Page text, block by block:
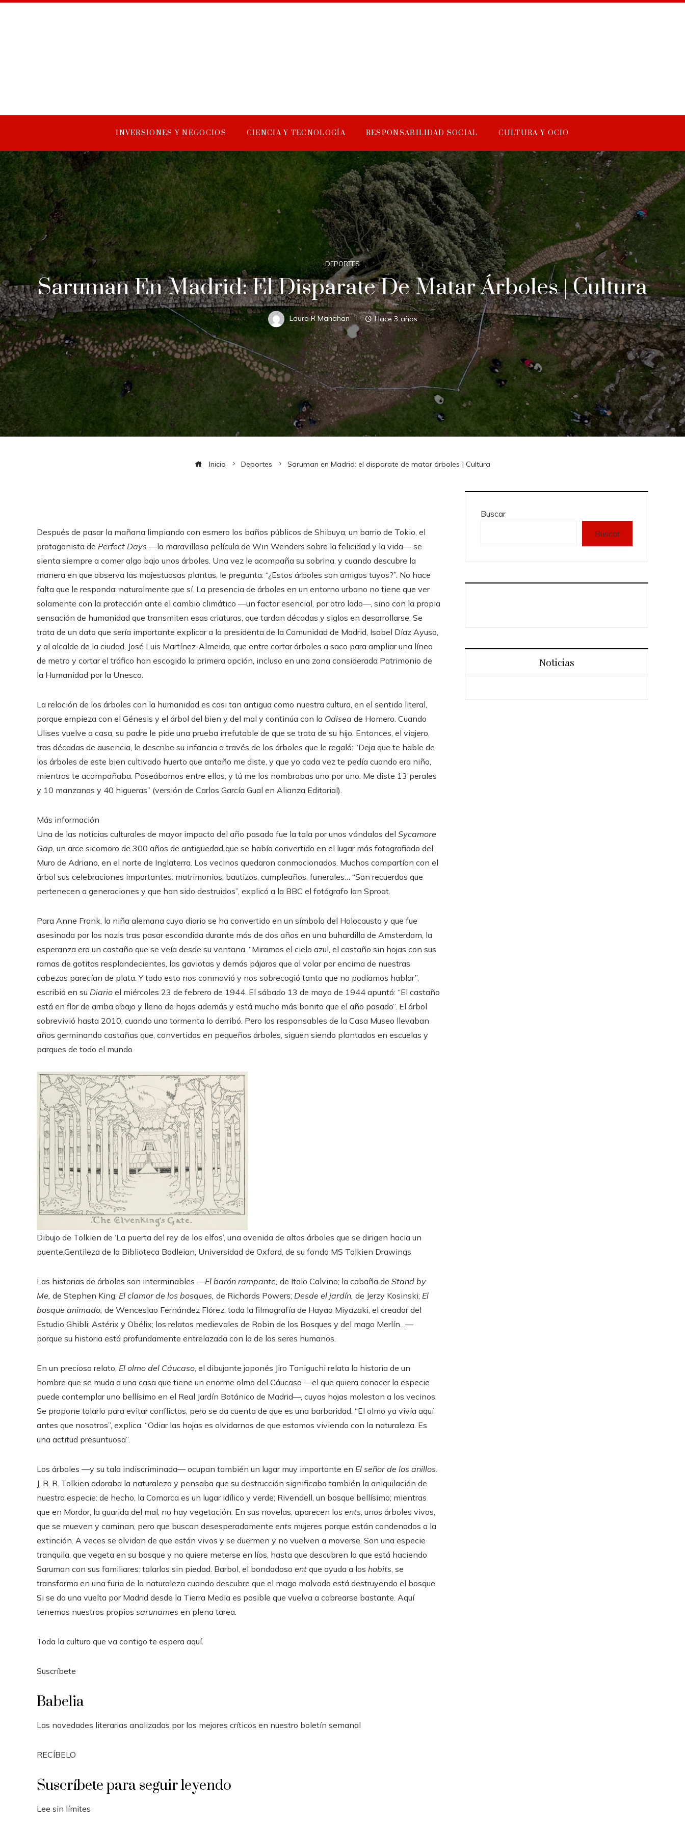
INVERSIONES Y NEGOCIOS CIENCIA Y TECNOLOGÍA RESPONSABILIDAD SOCIAL CULTURA Y OCIO
DEPORTES
Saruman En Madrid: El Disparate De Matar Árboles | Cultura
Laura R Manahan Hace 3 años
Inicio Deportes Saruman en Madrid: el disparate de matar árboles | Cultura
Después de pasar la mañana limpiando con esmero los baños públicos de Shibuya, un barrio de Tokio, el
protagonista de Perfect Days —la maravillosa película de Win Wenders sobre la felicidad y la vida— se
sienta siempre a comer algo bajo unos árboles. Una vez le acompaña su sobrina, y cuando descubre la
manera en que observa las majestuosas plantas, le pregunta: “¿Estos árboles son amigos tuyos?”. No hace
falta que le responda: naturalmente que sí. La presencia de árboles en un entorno urbano no tiene que ver
solamente con la protección ante el cambio climático —un factor esencial, por otro lado—, sino con la propia
sensación de humanidad que transmiten esas criaturas, que tardan décadas y siglos en desarrollarse. Se
trata de un dato que sería importante explicar a la presidenta de la Comunidad de Madrid, Isabel Díaz Ayuso,
y al alcalde de la ciudad, José Luis Martínez-Almeida, que entre cortar árboles a saco para ampliar una línea
de metro y cortar el tráfico han escogido la primera opción, incluso en una zona considerada Patrimonio de
la Humanidad por la Unesco.
La relación de los árboles con la humanidad es casi tan antigua como nuestra cultura, en el sentido literal,
porque empieza con el Génesis y el árbol del bien y del mal y continúa con la Odisea de Homero. Cuando
Ulises vuelve a casa, su padre le pide una prueba irrefutable de que se trata de su hijo. Entonces, el viajero,
tras décadas de ausencia, le describe su infancia a través de los árboles que le regaló: “Deja que te hable de
los árboles de este bien cultivado huerto que antaño me diste, y que yo cada vez te pedía cuando era niño,
mientras te acompañaba. Paseábamos entre ellos, y tú me los nombrabas uno por uno. Me diste 13 perales
y 10 manzanos y 40 higueras” (versión de Carlos García Gual en Alianza Editorial).
Más información
Una de las noticias culturales de mayor impacto del año pasado fue la tala por unos vándalos del Sycamore
Gap, un arce sicomoro de 300 años de antigüedad que se había convertido en el lugar más fotografiado del
Muro de Adriano, en el norte de Inglaterra. Los vecinos quedaron conmocionados. Muchos compartían con el
árbol sus celebraciones importantes: matrimonios, bautizos, cumpleaños, funerales… “Son recuerdos que
pertenecen a generaciones y que han sido destruidos”, explicó a la BBC el fotógrafo Ian Sproat.
Para Anne Frank, la niña alemana cuyo diario se ha convertido en un símbolo del Holocausto y que fue
asesinada por los nazis tras pasar escondida durante más de dos años en una buhardilla de Amsterdam, la
esperanza era un castaño que se veía desde su ventana. “Miramos el cielo azul, el castaño sin hojas con sus
ramas de gotitas resplandecientes, las gaviotas y demás pájaros que al volar por encima de nuestras
cabezas parecían de plata. Y todo esto nos conmovió y nos sobrecogió tanto que no podíamos hablar”,
escribió en su Diario el miércoles 23 de febrero de 1944. El sábado 13 de mayo de 1944 apuntó: “El castaño
está en flor de arriba abajo y lleno de hojas además y está mucho más bonito que el año pasado”. El árbol
sobrevivió hasta 2010, cuando una tormenta lo derribó. Pero los responsables de la Casa Museo llevaban
años germinando castañas que, convertidas en pequeños árboles, siguen siendo plantados en escuelas y
parques de todo el mundo.
Dibujo de Tolkien de ‘La puerta del rey de los elfos’, una avenida de altos árboles que se dirigen hacia un
puente.Gentileza de la Biblioteca Bodleian, Universidad de Oxford, de su fondo MS Tolkien Drawings
Las historias de árboles son interminables —El barón rampante, de Italo Calvino; la cabaña de Stand by
Me, de Stephen King; El clamor de los bosques, de Richards Powers; Desde el jardín, de Jerzy Kosinski; El
bosque animado de Wenceslao Fernández Flórez; toda la filmografía de Hayao Miyazaki, el creador del
Estudio Ghibli; Astérix y Obélix; los relatos medievales de Robin de los Bosques y del mago Merlín…—
porque su historia está profundamente entrelazada con la de los seres humanos.
En un precioso relato, El olmo del Cáucaso , el dibujante japonés Jiro Taniguchi relata la historia de un
hombre que se muda a una casa que tiene un enorme olmo del Cáucaso —el que quiera conocer la especie
puede contemplar uno bellísimo en el Real Jardín Botánico de Madrid—, cuyas hojas molestan a los vecinos.
Se propone talarlo para evitar conflictos, pero se da cuenta de que es una barbaridad. “El olmo ya vivía aquí
antes que nosotros”, explica. “Odiar las hojas es olvidarnos de que estamos viviendo con la naturaleza. Es
una actitud presuntuosa”.
Los árboles —y su tala indiscriminada— ocupan también un lugar muy importante en El señor de los anillos
J. R. R. Tolkien adoraba la naturaleza y pensaba que su destrucción significaba también la aniquilación de
nuestra especie: de hecho, la Comarca es un lugar idílico y verde; Rivendell, un bosque bellísimo; mientras
que en Mordor, la guarida del mal, no hay vegetación. En sus novelas, aparecen los ents , unos árboles vivos,
que se mueven y caminan, pero que buscan desesperadamente ents mujeres porque están condenados a la
extinción. A veces se olvidan de que están vivos y se duermen y no vuelven a moverse. Son una especie
tranquila, que vegeta en su bosque y no quiere meterse en líos, hasta que descubren lo que está haciendo
Saruman con sus familiares: talarlos sin piedad. Barbol, el bondadoso ent que ayuda a los hobits , se
transforma en una furia de la naturaleza cuando descubre que el mago malvado está destruyendo el bosque.
Si se da una vuelta por Madrid desde la Tierra Media es posible que vuelva a cabrearse bastante. Aquí
tenemos nuestros propios sarunames en plena tarea.
Toda la cultura que va contigo te espera aquí.
Suscríbete
Babelia
Las novedades literarias analizadas por los mejores críticos en nuestro boletín semanal
RECÍBELO
Suscríbete para seguir leyendo
Lee sin límites
Buscar
Buscar
Noticias